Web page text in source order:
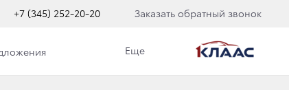
+7 (345) 252-20-20 Заказать обратный звонок
Еще